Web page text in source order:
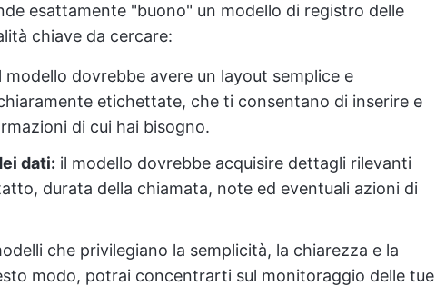
esattamente "buono" un modello di registro delle
chiave da cercare:
modello dovrebbe avere un layout semplice e
etichettate, che ti consentano di inserire e
di cui hai bisogno.
dati: il modello dovrebbe acquisire dettagli rilevanti
durata della chiamata, note ed eventuali azioni di
che privilegiano la semplicità, la chiarezza e la
modo, potrai concentrarti sul monitoraggio delle tue